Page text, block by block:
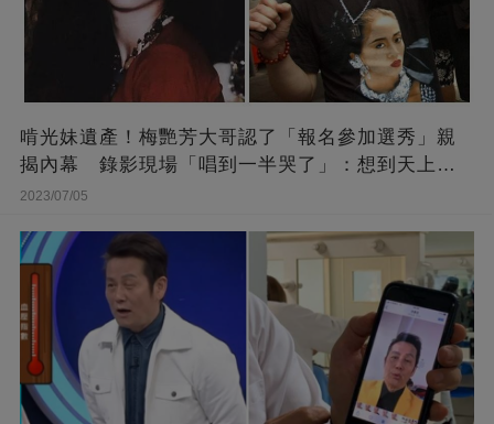
啃光妹遺產！梅艷芳大哥認了「報名參加選秀」親
揭內幕 錄影現場「唱到一半哭了」：想到天上的
她
2023/07/05